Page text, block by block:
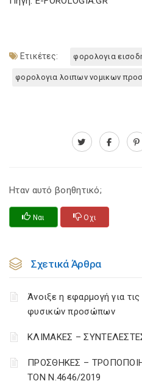
Ετικέτες: φορολογια
φορολογια λοιπων νομικων
Ηταν αυτό βοηθητικό;
Ναι Οχι
Σχετικά Άρθρα
Άνοιξε η εφαρμογή για
φυσικών προσώπων
ΚΛΙΜΑΚΕΣ –
ΠΡΟΣΘΗΚΕΣ –
ΤΟΝ Ν.4646/2019